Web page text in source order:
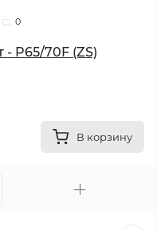
0
P65/70F (ZS)
В корзину